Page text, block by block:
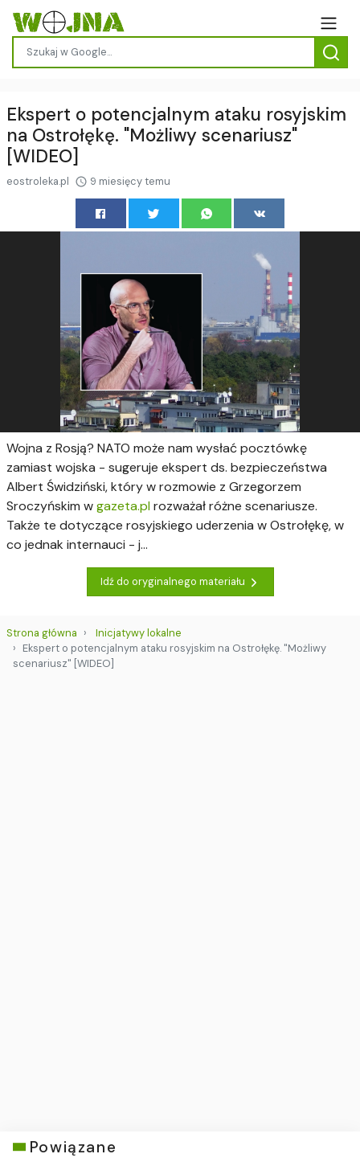
Ekspert o potencjalnym ataku rosyjskim
na Ostrołękę. "Możliwy scenariusz"
[WIDEO]
eostroleka.pl 9 miesięcy temu
Wojna z Rosją? NATO może nam wysłać pocztówkę
zamiast wojska - sugeruje ekspert ds. bezpieczeństwa
Albert Świdziński, który w rozmowie z Grzegorzem
Sroczyńskim wgazeta.plrozważał różne scenariusze.
Także te dotyczące rosyjskiego uderzenia w Ostrołękę, w
co jednak internauci - j...
Idź do oryginalnego materiału
Strona główna
Inicjatywy lokalne
Ekspert o potencjalnym ataku rosyjskim na Ostrołękę. "Możliwy
scenariusz" [WIDEO]
Powiązane